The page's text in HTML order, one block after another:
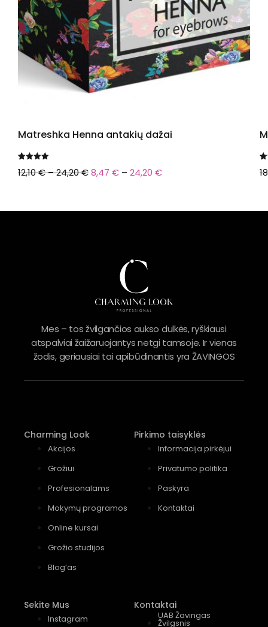
Matreshka Henna antakių dažai
5.00iš 5
12,10€–24,20€8,47 € – 24,20 €
Mes – tos žvilgančios aukso dulkės, ryškiausi
atspalviai žaižaruojantys netgi tamsoje. Ir vienas
žodis, geriausiai tai apibūdinantis yra ŽAVINGOS
Charming Look
Akcijos
Grožiui
Profesionalams
Mokymų programos
Online kursai
Grožio studijos
Blog’as
Pirkimo taisyklės
Informacija pirkėjui
Privatumo politika
Paskyra
Kontaktai
Sekite Mus
Instagram
Kontaktai
UAB Žavingas
Žvilgsnis